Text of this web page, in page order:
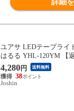
ユアサ LEDテープライ
はるる YHL-120YM 【
4,280円 送料無料
38
Joshin